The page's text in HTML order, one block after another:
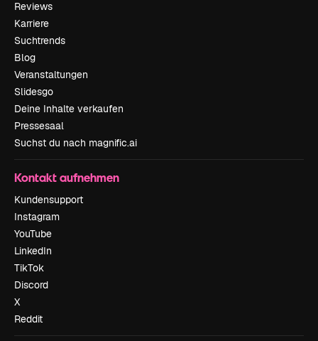
Reviews
Karriere
Suchtrends
Blog
Veranstaltungen
Slidesgo
Deine Inhalte verkaufen
Pressesaal
Suchst du nach magnific.ai
Kontakt aufnehmen
Kundensupport
Instagram
YouTube
LinkedIn
TikTok
Discord
X
Reddit